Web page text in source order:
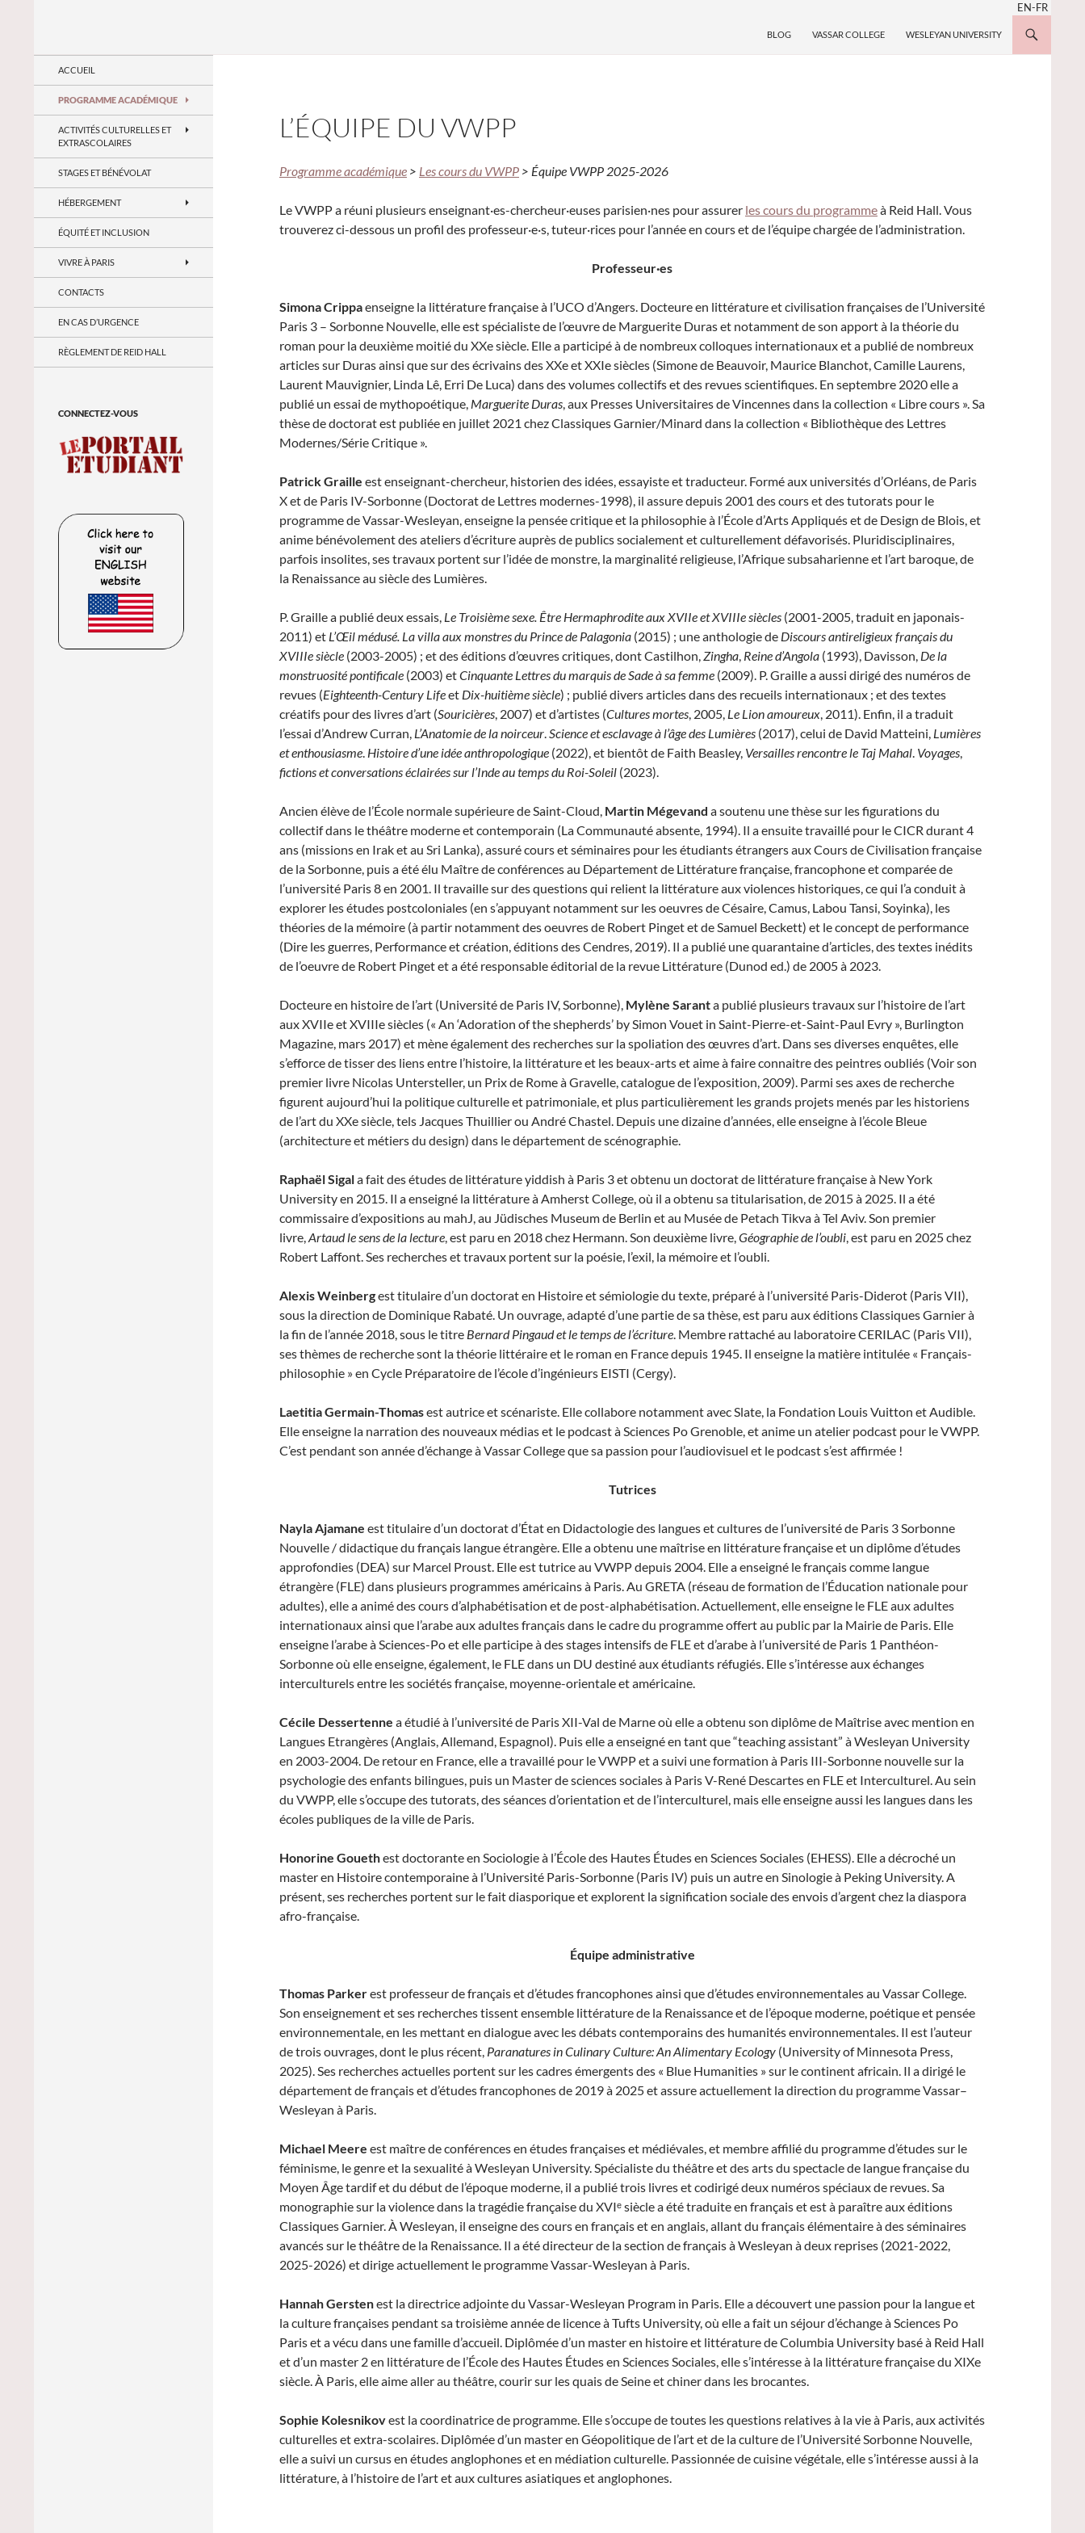
EN-FR
BLOG
VASSAR COLLEGE WESLEYAN UNIVERSITY
L’ÉQUIPE DU VWPP
Programme académique > Les cours du VWPP > Équipe VWPP 2025-2026
Le VWPP a réuni plusieurs enseignant·es-chercheur·euses parisien·nes pour assurer les cours du programmeà Reid Hall. Vous
trouverez ci-dessous un profil des professeur·e·s, tuteur·rices pour l’année en cours et de l’équipe chargée de l’administration.
Professeur·es
Simona Crippaenseigne la littérature française à l’UCO d’Angers. Docteure en littérature et civilisation françaises de l’Université
Paris 3 – Sorbonne Nouvelle, elle est spécialiste de l’œuvre de Marguerite Duras et notamment de son apport à la théorie du
roman pour la deuxième moitié du XXesiècle. Elle a participé à de nombreux colloques internationaux et a publié de nombreux
articles sur Duras ainsi que sur des écrivains des XXeet XXIesiècles (Simone de Beauvoir, Maurice Blanchot, Camille Laurens,
Laurent Mauvignier, Linda Lê, Erri De Luca) dans des volumes collectifs et des revues scientifiques. En septembre 2020 elle a
publié un essai de mythopoétique, Marguerite Duras, aux Presses Universitaires de Vincennes dans la collection « Libre cours ». Sa
thèse de doctorat est publiée en juillet 2021 chez Classiques Garnier/Minard dans la collection « Bibliothèque des Lettres
Modernes/Série Critique ».
Patrick Graille est enseignant-chercheur, historien des idées, essayiste et traducteur. Formé aux universités d’Orléans, de Paris
X et de Paris IV-Sorbonne (Doctorat de Lettres modernes-1998), il assuredepuis 2001 des cours et des tutorats pour le
programme de Vassar-Wesleyan, enseigne la pensée critique et la philosophie à l’École d’Arts Appliqués et de Design de Blois, et
anime bénévolement des ateliers d’écritureauprès de publics socialement et culturellement défavorisés. Pluridisciplinaires,
parfois insolites, ses travaux portent sur l’idée de monstre, la marginalité religieuse, l’Afrique subsaharienne et l’art baroque, de
la Renaissance au siècle des Lumières.
P. Graille a publié deux essais, Le Troisième sexe. Être Hermaphrodite aux XVIIeet XVIIIesiècles (2001-2005, traduit en japonais-
2011) et L’Œil médusé. La villa aux monstres du Prince de Palagonia (2015) ; une anthologie de Discours antireligieux français du
XVIIIesiècle (2003-2005) ; et des éditions d’œuvres critiques, dontCastilhon,Zingha, Reine d’Angola (1993), Davisson, De la
monstruositépontificale (2003) etCinquante Lettres du marquis de Sade à sa femme (2009). P. Graille a aussi dirigé des numéros de
revues (Eighteenth-Century Lifeet Dix-huitième siècle) ; publié divers articles dans des recueils internationaux ; et des textes
créatifs pour des livres d’art (Souricières, 2007) et d’artistes (Cultures mortes, 2005, Le Lion amoureux, 2011). Enfin, il a traduit
l’essai d’Andrew Curran, L’Anatomie de la noirceur.Science et esclavage à l’âge des Lumières (2017), celui de David Matteini, Lumières
et enthousiasme. Histoire d’une idée anthropologique (2022), et bientôt de Faith Beasley, Versailles rencontre le Taj Mahal. Voyages,
fictions et conversations éclairées sur l’Inde au temps du Roi-Soleil (2023).
Ancien élève de l’École normale supérieure de Saint-Cloud, Martin Mégevand a soutenu une thèse sur les figurations du
collectif dans le théâtre moderne et contemporain (La Communauté absente, 1994). Il a ensuite travaillé pour le CICR durant 4
ans (missions en Irak et au Sri Lanka), assuré cours et séminaires pour les étudiants étrangers aux Cours de Civilisation française
de la Sorbonne, puis a été élu Maître de conférences au Département de Littérature française, francophone et comparée de
l’université Paris 8 en 2001. Il travaille sur des questions qui relient la littérature aux violences historiques, ce qui l’a conduit à
explorer les études postcoloniales (en s’appuyant notamment sur les oeuvres de Césaire, Camus, Labou Tansi, Soyinka), les
théories de la mémoire (à partir notamment des oeuvres de Robert Pinget et de Samuel Beckett) et le concept de performance
(Dire les guerres, Performance et création, éditions des Cendres, 2019). Il a publié une quarantaine d’articles, des textes inédits
de l’oeuvre de Robert Pinget et a été responsable éditorial de la revue Littérature (Dunod ed.) de 2005 à 2023.
Docteure en histoire de l’art (Université de Paris IV, Sorbonne), Mylène Saranta publié plusieurs travaux sur l’histoire de l’art
aux XVIIe et XVIIIe siècles (« An ‘Adoration of the shepherds’ by Simon Vouet in Saint-Pierre-et-Saint-Paul Evry », Burlington
Magazine, mars 2017) et mène également des recherches sur la spoliation des œuvres d’art. Dans ses diverses enquêtes, elle
s’efforce de tisser des liens entre l’histoire, la littérature et les beaux-arts et aime à faire connaitre des peintres oubliés (Voir son
premier livre Nicolas Untersteller, un Prix de Rome à Gravelle, catalogue de l’exposition, 2009). Parmi ses axes de recherche
figurent aujourd’hui la politique culturelle et patrimoniale, et plus particulièrement les grands projets menés par les historiens
de l’art du XXe siècle, tels Jacques Thuillier ou André Chastel. Depuis une dizaine d’années, elle enseigne à l’école Bleue
(architecture et métiers du design) dans le département de scénographie.
Raphaël Sigala fait des études de littérature yiddish à Paris 3 et obtenu un doctorat de littérature française à New York
University en 2015. Il a enseigné la littérature à Amherst College,où il a obtenu sa titularisation,de 2015 à 2025. Il a été
commissaire d’expositions au mahJ, au Jüdisches Museum de Berlin et au Musée de Petach Tikva à Tel Aviv. Son premier
livre,Artaud le sens de la lecture, est paru en 2018 chez Hermann. Son deuxième livre,Géographie de l’oubli, est paru en 2025 chez
Robert Laffont. Ses recherches et travaux portent sur la poésie, l’exil, la mémoire et l’oubli.
Alexis Weinbergest titulaire d’un doctorat en Histoire et sémiologie du texte, préparé à l’université Paris-Diderot (Paris VII),
sous la direction de Dominique Rabaté. Un ouvrage, adapté d’une partie de sa thèse, est paru aux éditions Classiques Garnier à
la fin de l’année 2018, sous le titre Bernard Pingaud et le temps de l’écriture. Membre rattaché au laboratoire CERILAC (Paris VII),
ses thèmes de recherche sont la théorie littéraire et le roman en France depuis 1945. Il enseigne la matière intitulée « Français-
philosophie » en Cycle Préparatoire de l’école d’ingénieurs EISTI (Cergy).
Laetitia Germain-Thomasest autrice et scénariste. Elle collabore notamment avec Slate, la Fondation Louis Vuitton et Audible.
Elle enseigne la narration des nouveaux médias et le podcast à Sciences Po Grenoble, et anime un atelier podcast pour le VWPP.
C’est pendant son année d’échange à Vassar College que sa passion pour l’audiovisuel et le podcast s’est affirmée !
Tutrices
Nayla Ajamane est titulaire d’un doctorat d’État en Didactologie des langues et cultures de l’université de Paris 3 Sorbonne
Nouvelle / didactique du français langue étrangère. Elle a obtenu une maîtrise en littérature française et un diplôme d’études
approfondies (DEA) sur Marcel Proust. Elle est tutrice au VWPP depuis 2004. Elle a enseigné le français comme langue
étrangère (FLE) dans plusieurs programmes américains à Paris. Au GRETA (réseau de formation de l’Éducation nationale pour
adultes), elle a animé des cours d’alphabétisation et de post-alphabétisation. Actuellement, elle enseigne le FLE aux adultes
internationaux ainsi que l’arabe aux adultes français dans le cadre du programme offert au public par la Mairie de Paris. Elle
enseigne l’arabe à Sciences-Po et elle participe à des stages intensifs de FLE et d’arabe à l’université de Paris 1 Panthéon-
Sorbonne où elle enseigne, également, le FLE dans un DU destiné aux étudiants réfugiés. Elle s’intéresse aux échanges
interculturels entre les sociétés française, moyenne-orientale et américaine.
Cécile Dessertenne a étudié à l’université de Paris XII-Val de Marne où elle a obtenu son diplôme de Maîtrise avec mention en
Langues Etrangères (Anglais, Allemand, Espagnol). Puis elle a enseigné en tant que “teaching assistant” à Wesleyan University
en 2003-2004. De retour en France, elle a travaillé pour le VWPP et a suivi une formation à Paris III-Sorbonne nouvelle sur la
psychologie des enfants bilingues, puis un Master de sciences sociales à Paris V-René Descartes en FLE et Interculturel. Au sein
du VWPP, elle s’occupe des tutorats, des séances d’orientation et de l’interculturel, mais elle enseigne aussi les langues dans les
écoles publiques de la ville de Paris.
Honorine Gouethest doctorante en Sociologie à l’École des Hautes Études en Sciences Sociales (EHESS). Elle a décroché un
master en Histoire contemporaine à l’Université Paris-Sorbonne (Paris IV) puis un autre en Sinologie à Peking University. A
présent, ses recherches portent sur le fait diasporique et explorent la signification sociale des envois d’argent chez la diaspora
afro-française.
Équipe administrative
Thomas Parkerest professeur de français et d’études francophones ainsi que d’études environnementales au Vassar College.
Son enseignement et ses recherches tissent ensemble littérature de la Renaissance et de l’époque moderne, poétique et pensée
environnementale, en les mettant en dialogue avec les débats contemporains des humanités environnementales. Il est l’auteur
de trois ouvrages, dont le plus récent, Paranatures in Culinary Culture: An Alimentary Ecology (University of Minnesota Press,
2025). Ses recherches actuelles portent sur les cadres émergents des « Blue Humanities » sur le continent africain. Il a dirigé le
département de français et d’études francophones de 2019 à 2025 et assure actuellement la direction du programme Vassar–
Wesleyan à Paris.
Michael Meere est maître de conférences en études françaises et médiévales, et membre affilié du programme d’études sur le
féminisme, le genre et la sexualité à Wesleyan University. Spécialiste du théâtre et des arts du spectacle de langue française du
Moyen Âge tardif et du début de l’époque moderne, il a publié trois livres et codirigé deux numéros spéciaux de revues. Sa
monographie sur la violence dans la tragédie française du XVIᵉ siècle a été traduite en français et est à paraître aux éditions
Classiques Garnier. À Wesleyan, il enseigne des cours en français et en anglais, allant du français élémentaire à des séminaires
avancés sur le théâtre de la Renaissance. Il a été directeur de la section de français à Wesleyan à deux reprises (2021-2022,
2025-2026) et dirige actuellement le programme Vassar-Wesleyan à Paris.
Hannah Gerstenest la directrice adjointe du Vassar-Wesleyan Program in Paris. Elle a découvert une passion pour la langue et
la culture françaises pendant sa troisième année de licence à Tufts University, où elle a fait un séjour d’échange à Sciences Po
Paris et a vécu dans une famille d’accueil. Diplômée d’un master en histoire et littérature de Columbia University basé à Reid Hall
et d’un master 2 en littérature de l’École des Hautes Études en Sciences Sociales, elle s’intéresse à la littérature française du XIXe
siècle. À Paris, elle aime aller au théâtre, courir sur les quais de Seine et chiner dans les brocantes.
Sophie Kolesnikovest la coordinatrice de programme. Elle s’occupe de toutes les questions relatives à la vie à Paris, aux activités
culturelles et extra-scolaires. Diplômée d’un master en Géopolitique de l’art et de la culture de l’Université Sorbonne Nouvelle,
elle a suivi un cursus en études anglophones et en médiation culturelle. Passionnée de cuisine végétale, elle s’intéresse aussi à la
littérature, à l’histoire de l’art et aux cultures asiatiques et anglophones.
ACCUEIL
PROGRAMME ACADÉMIQUE
ACTIVITÉS CULTURELLES ET
EXTRASCOLAIRES
STAGES ET BÉNÉVOLAT
HÉBERGEMENT
ÉQUITÉ ET INCLUSION
VIVRE À PARIS
CONTACTS
EN CAS D’URGENCE
RÈGLEMENT DE REID HALL
CONNECTEZ-VOUS